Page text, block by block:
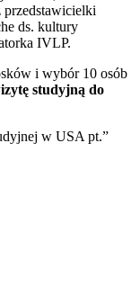
przedstawicielki
ds. kultury
IVLP.
i wybór 10 osób
studyjną do
w USA pt.”